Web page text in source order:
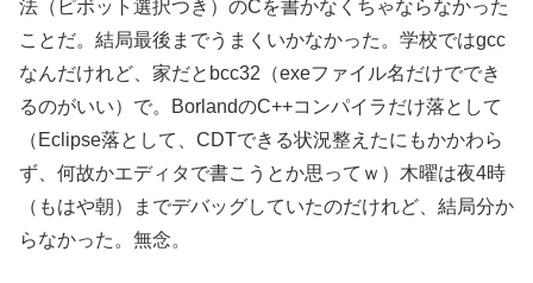
法（ピボット選択つき）のCを書かなくちゃならなかった
ことだ。結局最後までうまくいかなかった。学校ではgcc
なんだけれど、家だとbcc32（exeファイル名だけででき
るのがいい）で。BorlandのC++コンパイラだけ落として
（Eclipse落として、CDTできる状況整えたにもかかわら
ず、何故かエディタで書こうとか思ってｗ）木曜は夜4時
（もはや朝）までデバッグしていたのだけれど、結局分か
らなかった。無念。